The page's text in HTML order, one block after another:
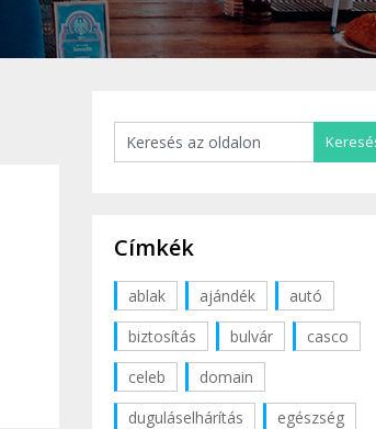
Címkék
ablak ajándék
autó
biztosítás
bulvár
casco
celeb
domain
duguláselhárítás
egészség